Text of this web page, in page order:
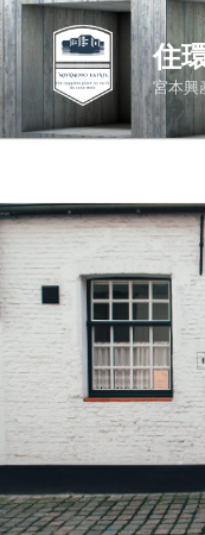
コ
ン
テ
ン
ツ
キ
プ
住
宮本興